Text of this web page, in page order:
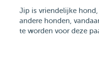
Jip is vriendelijke
andere honden,
te worden voor deze